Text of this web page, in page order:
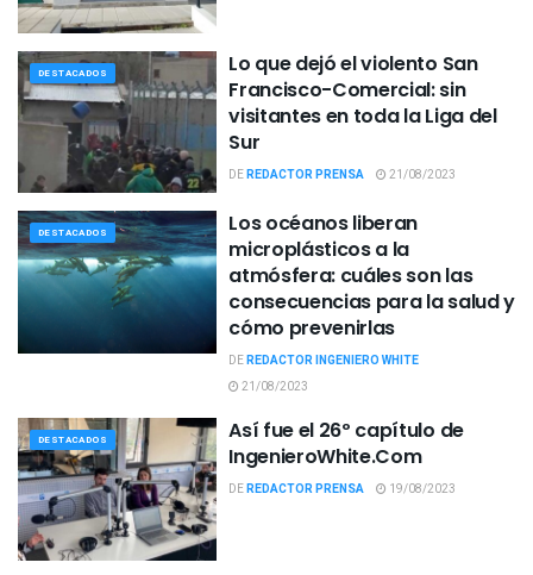
DESTACADOS
Lo que dejó el violento San
Francisco-Comercial: sin
visitantes en toda la Liga del
Sur
DEREDACTOR PRENSA 21/08/2023
DESTACADOS
Los océanos liberan
microplásticos a la
atmósfera: cuáles son las
consecuencias para la salud y
cómo prevenirlas
DEREDACTOR INGENIERO WHITE
21/08/2023
DESTACADOS
Así fue el 26º capítulo de
IngenieroWhite.Com
DEREDACTOR PRENSA 19/08/2023